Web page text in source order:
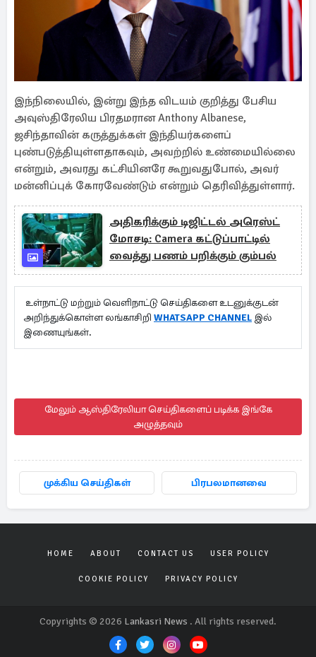
இந்நிலையில், இன்று இந்த விடயம் குறித்து பேசிய
அவுஸ்திரேலிய பிரதமரான Anthony Albanese,
ஜசிந்தாவின் கருத்துக்கள் இந்தியர்களைப்
புண்படுத்தியுள்ளதாகவும், அவற்றில் உண்மையில்லை
என்றும், அவரது கட்சியினரே கூறுவதுபோல், அவர்
மன்னிப்புக் கோரவேண்டும் என்றும் தெரிவித்துள்ளார்.
அதிகரிக்கும் டிஜிட்டல் அரெஸ்ட்
மோசடி: Camera கட்டுப்பாட்டில்
வைத்து பணம் பறிக்கும் கும்பல்
உள்நாட்டு மற்றும் வெளிநாட்டு செய்திகளை உடனுக்குடன்
அறிந்துக்கொள்ள லங்காசிறி WHATSAPP CHANNEL இல்
இணையுங்கள்.
மேலும் ஆஸ்திரேலியா செய்திகளைப் படிக்க இங்கே
அழுத்தவும்
முக்கிய செய்திகள் பிரபலமானவை
HOME ABOUT CONTACT US USER POLICY
COOKIE POLICY PRIVACY POLICY
Copyrights © 2026 Lankasri News . All rights reserved.